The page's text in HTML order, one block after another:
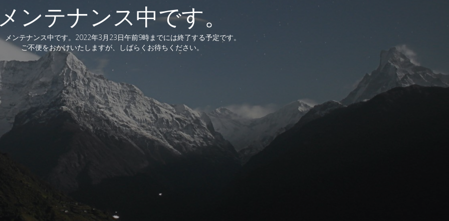
ンテナンス中です。
メンテナンス中です。2022年3月23日午前9時までには終了する予定です。
ご不便をおかけいたしますが、しばらくお待ちください。